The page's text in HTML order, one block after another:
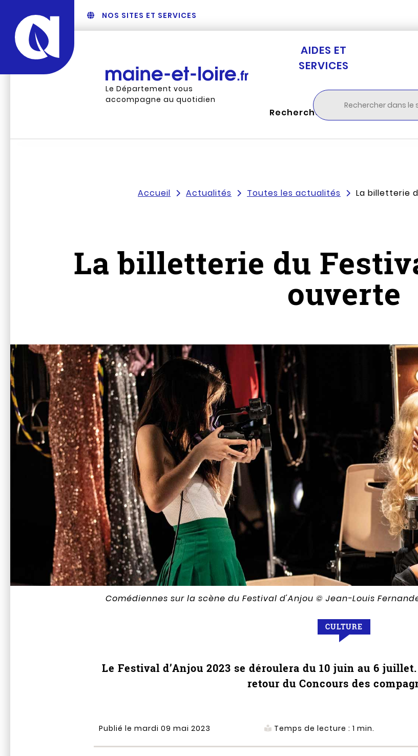
NOS SITES ET SERVICES
Le Département vous
accompagne au quotidien
AIDES ET
SERVICES
Rechercher
Accueil Actualités Toutes les actualités La billetterie
La billetterie du
ouverte
Comédiennes sur la scène du Festival d'Anjou© Jean-Louis
CULTURE
Le Festival d’Anjou 2023 se déroulera du 10 juin au 6
retour du Concours des
Publié le mardi 09 mai 2023 Temps de lecture : 1 min.